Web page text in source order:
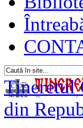
Tineretul
din